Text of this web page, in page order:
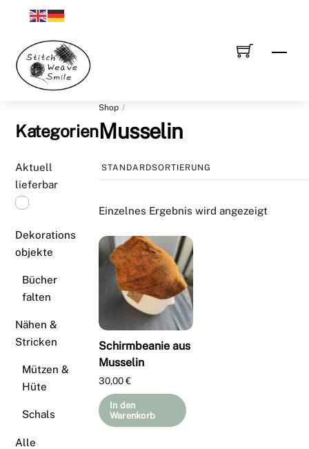
content
Shop
Musselin
Einzelnes Ergebnis wird angezeigt
Schirmbeanie aus
Musselin
30,00€
In den
Warenkorb
Kategorien
Aktuell
lieferbar
Dekorations
objekte
Bücher
falten
Nähen &
Stricken
Mützen &
Hüte
Schals
Alle